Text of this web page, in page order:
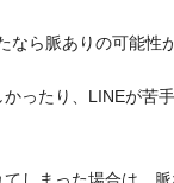
なら脈ありの可能性
ったり、LINEが苦
しまった場合は、